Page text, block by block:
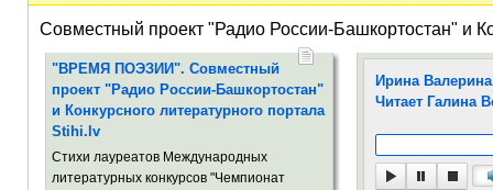
Совместный проект "Радио России-Башкортостан" и
"ВРЕМЯ ПОЭЗИИ". Совместный
проект "Радио России-Башкортостан"
и Конкурсного литературного портала
Stihi.lv
Стихи лауреатов Международных
литературных конкурсов "Чемпионат
Ирина
Читает Галина